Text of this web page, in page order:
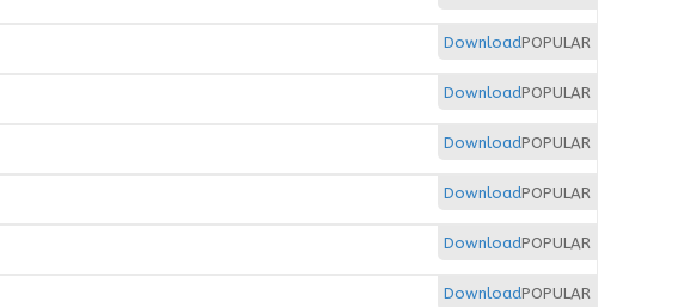
POPULAR
Download
POPULAR
Download
POPULAR
Download
POPULAR
Download
POPULAR
Download
POPULAR
Download